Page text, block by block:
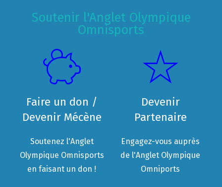
Soutenir l'Anglet Olympique
Omnisports
Faire un don /
Devenir Mécène
Soutenez l'Anglet
Olympique Omnisports
en faisant un don !
Devenir
Partenaire
Engagez-vous auprès
de l'Anglet Olympique
Omniports